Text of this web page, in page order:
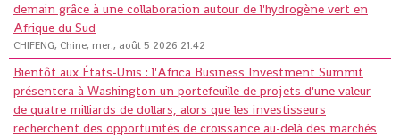
demain grâce à une collaboration autour de l'hydrogène vert en
Afrique du Sud
CHIFENG, Chine, mer., août 5 2026 21:42
Bientôt aux États-Unis : l'Africa Business Investment Summit
présentera à Washington un portefeuille de projets d'une valeur
de quatre milliards de dollars, alors que les investisseurs
recherchent des opportunités de croissance au-delà des marchés